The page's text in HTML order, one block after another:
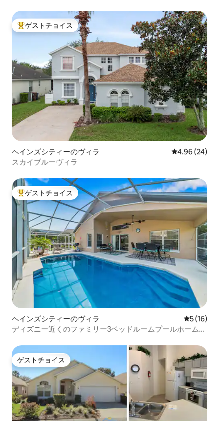
大好評のゲストチョイスです。
ゲストチョイス
ヘインズシティーのヴィラ レビュー24
4.96 (24)
スカイブルーヴィラ
大好評のゲストチョイスです。
ゲストチョイス
ヘインズシティーのヴィラ レビュー
5 (16)
ディズニー近くのファミリー3ベッドルームプールホーム
ゲストチョイス
ゲストチョイス